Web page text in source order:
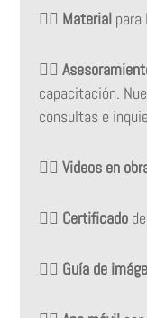
👉🏻 Materialpara
👉🏻
capacitación.
consultas e
👉🏻 Videos en
👉🏻 Certificado
👉🏻 Guía de